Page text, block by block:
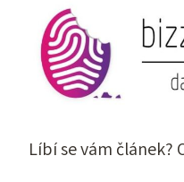
Líbí se vám článek?